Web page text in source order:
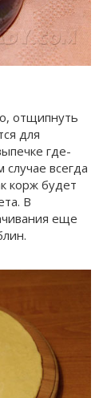
отщипнуть
для
где-
всегда
корж будет
В
еще